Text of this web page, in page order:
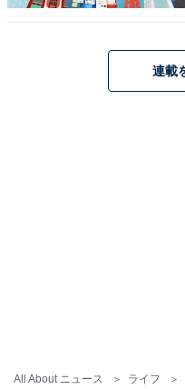
All About ニュース ライフ
カルディの「キムチ冷麺
・
連載